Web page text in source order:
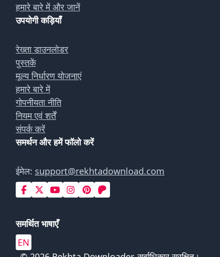
हमारे बारे में और जानें
उपयोगी कड़ियाँ
रेख्ता डाउनलोडर
पुस्तकें
मूल्य निर्धारण योजनाएं
हमारे बारे में
गोपनीयता नीति
नियम एवं शर्तें
संपर्क करें
समर्थन और हमें फॉलो करें
ईमेल: support@rekhtadownload.com
समर्थित भाषाएँ
EN